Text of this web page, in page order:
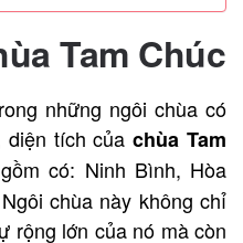
Tam Chúc
những ngôi chùa có
diện tích củachùa Tam
có: Ninh Bình, Hòa
chùa này không chỉ
rộng lớn của nó mà còn